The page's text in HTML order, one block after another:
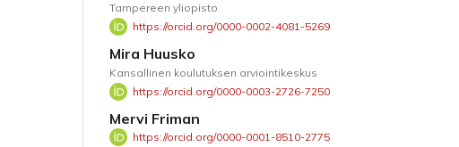
Tampereen yliopisto
https://orcid.org/0000-0002-4081-5269
Mira Huusko
Kansallinen koulutuksen arviointikeskus
https://orcid.org/0000-0003-2726-7250
Mervi Friman
https://orcid.org/0000-0001-8510-2775